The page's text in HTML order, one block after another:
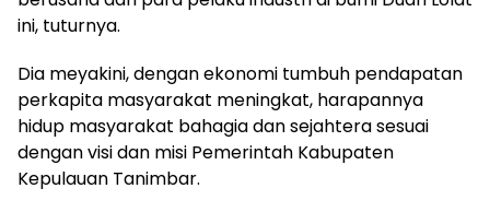
ini, tuturnya.
Dia meyakini, dengan ekonomi tumbuh pendapatan
perkapita masyarakat meningkat, harapannya
hidup masyarakat bahagia dan sejahtera sesuai
dengan visi dan misi Pemerintah Kabupaten
Kepulauan Tanimbar.